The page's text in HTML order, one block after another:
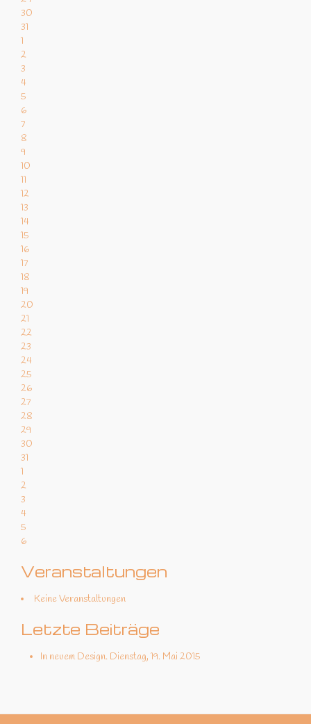
30
31
1
2
3
4
5
6
7
8
9
10
11
12
13
14
15
16
17
18
19
20
21
22
23
24
25
26
27
28
29
30
31
1
2
3
4
5
6
Veranstaltungen
Keine Veranstaltungen
Letzte Beiträge
In neuem Design. Dienstag, 19. Mai 2015